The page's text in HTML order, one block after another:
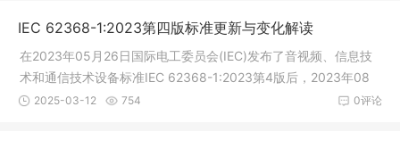
IEC 62368-1:2023第四版标准更新与变化解读
在2023年05月26日国际电工委员会(IEC)发布了音视频、信息技
术和通信技术设备标准IEC 62368-1:2023第4版后，2023年08
月18日IECEE终于发布了TRF模板，为新版标准的实施和应用做好
0评论
2025-03-12 754